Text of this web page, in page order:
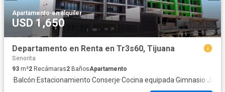
Apartamento·en alquiler
USD 1,650
Departamento en Renta en Tr3s60, Tijuana
Senorita
93 m²2 Recámaras2 BañosApartamento
·Balcón·Estacionamiento·Conserje·Cocina equipada·Gimnasio·